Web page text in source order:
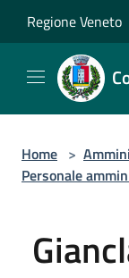
Regione Veneto
Home >
Personale